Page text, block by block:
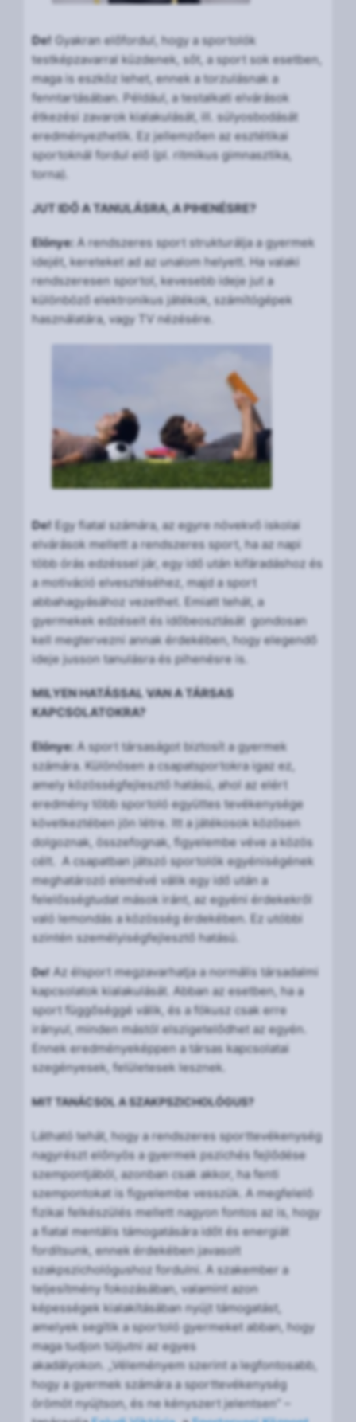
De! Gyakran előfordul, hogy a sportolók
testképzavarral küzdenek, sőt, a sport sok esetben,
maga is eszköz lehet, ennek a torzulásnak a
fenntartásában. Például, a testalkati elvárások
étkezési zavarok kialakulását, ill. súlyosbodását
eredményezhetik. Ez jellemzően az esztétikai
sportoknál fordul elő (pl. ritmikus gimnasztika,
torna).
JUT IDŐ A TANULÁSRA, A PIHENÉSRE?
Előnye: A rendszeres sport strukturálja a gyermek
idejét, kereteket ad az unalom helyett. Ha valaki
rendszeresen sportol, kevesebb ideje jut a
különböző elektronikus játékok, számítógépek
használatára, vagy TV nézésére.
De! Egy fiatal számára, az egyre növekvő iskolai
elvárások mellett a rendszeres sport, ha az napi
több órás edzéssel jár, egy idő után kifáradáshoz és
a motiváció elvesztéséhez, majd a sport
abbahagyásához vezethet. Emiatt tehát, a
gyermekek edzéseit és időbeosztását gondosan
kell megtervezni annak érdekében, hogy elegendő
ideje jusson tanulásra és pihenésre is.
MILYEN HATÁSSAL VAN A TÁRSAS
KAPCSOLATOKRA?
Előnye: A sport társaságot biztosít a gyermek
számára. Különösen a csapatsportokra igaz ez,
amely közösségfejlesztő hatású, ahol az elért
eredmény több sportoló együttes tevékenysége
következtében jön létre. Itt a játékosok közösen
dolgoznak, összefognak, figyelembe véve a közös
célt. A csapatban játszó sportolók egyéniségének
meghatározó elemévé válik egy idő után a
felelősségtudat mások iránt, az egyéni érdekekről
való lemondás a közösség érdekében. Ez utóbbi
szintén személyiségfejlesztő hatású.
De! Az élsport megzavarhatja a normális társadalmi
kapcsolatok kialakulását. Abban az esetben, ha a
sport függőséggé válik, és a fókusz csak erre
irányul, minden mástól elszigetelődhet az egyén.
Ennek eredményeképpen a társas kapcsolatai
szegényesek, felületesek lesznek.
MIT TANÁCSOL A SZAKPSZICHOLÓGUS?
Látható tehát, hogy a rendszeres sporttevékenység
nagyrészt előnyös a gyermek pszichés fejlődése
szempontjából, azonban csak akkor, ha fenti
szempontokat is figyelembe vesszük. A megfelelő
fizikai felkészülés mellett nagyon fontos az is, hogy
a fiatal mentális támogatására időt és energiát
fordítsunk, ennek érdekében javasolt
szakpszichológushoz fordulni. A szakember a
teljesítmény fokozásában, valamint azon
képességek kialakításában nyújt támogatást,
amelyek segítik a sportoló gyermeket abban, hogy
maga tudjon túljutni az egyes
akadályokon. „Véleményem szerint a legfontosabb,
hogy a gyermek számára a sporttevékenység
örömöt nyújtson, és ne kényszert jelentsen” –